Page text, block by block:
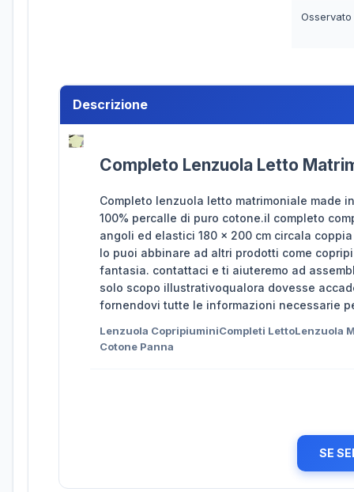
Descrizione
Completo Lenzuola Letto
Completo lenzuola letto matrimoniale made
100% percalle di puro cotone.il completo
angoli ed elastici 180 x 200 cm circala
lo puoi abbinare ad altri prodotti come
fantasia. contattaci e ti aiuteremo ad
solo scopo illustrativoqualora dovesse
fornendovi tutte le informazioni necessarie
Lenzuola CopripiuminiCompleti LettoLenzuola
Cotone Panna
SE